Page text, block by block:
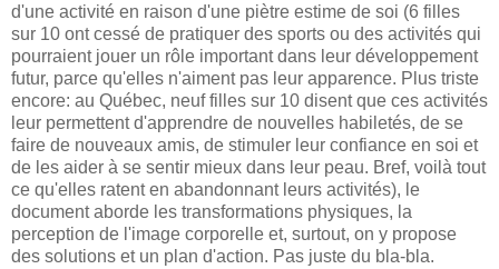
d'une activité en raison d'une piètre estime de soi (6 filles
sur 10 ont cessé de pratiquer des sports ou des activités qui
pourraient jouer un rôle important dans leur développement
futur, parce qu'elles n'aiment pas leur apparence. Plus triste
encore: au Québec, neuf filles sur 10 disent que ces activités
leur permettent d'apprendre de nouvelles habiletés, de se
faire de nouveaux amis, de stimuler leur confiance en soi et
de les aider à se sentir mieux dans leur peau. Bref, voilà tout
ce qu'elles ratent en abandonnant leurs activités), le
document aborde les transformations physiques, la
perception de l'image corporelle et, surtout, on y propose
des solutions et un plan d'action. Pas juste du bla-bla.